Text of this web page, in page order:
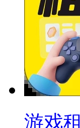
游戏